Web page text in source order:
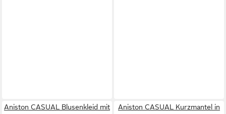
Aniston CASUAL Blusenkleid mit
Aniston CASUAL Kurzmantel in